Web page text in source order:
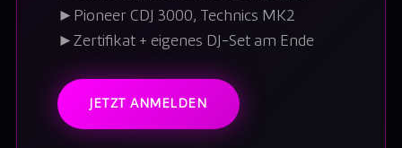
► Pioneer CDJ 3000, Technics MK2
► Zertifikat + eigenes DJ-Set am Ende
JETZT ANMELDEN